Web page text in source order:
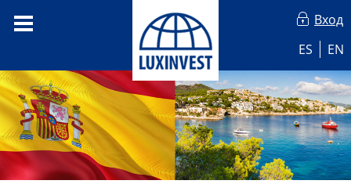
Вход
ES
EN